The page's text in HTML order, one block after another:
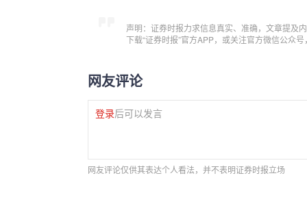
声明：证券时报力求信息真实、准确，文章提及
下载“证券时报”官方APP，或关注官方微信公众
网友评论
登录后可以发言
网友评论仅供其表达个人看法，并不表明证券时报立场